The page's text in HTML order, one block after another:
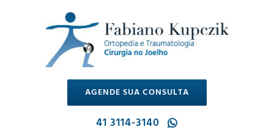
AGENDE SUA CONSULTA
41 3114-3140